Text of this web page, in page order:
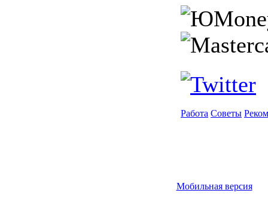
Работа Советы
Мобильная версия